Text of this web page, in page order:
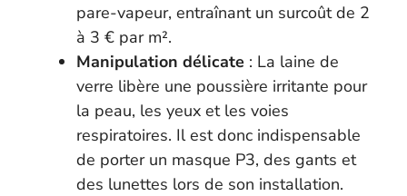
pare-vapeur, entraînant un surcoût de 2
à 3 € par m².
Manipulation délicate : La laine de
verre libère une poussière irritante pour
la peau, les yeux et les voies
respiratoires. Il est donc indispensable
de porter un masque P3, des gants et
des lunettes lors de son installation.